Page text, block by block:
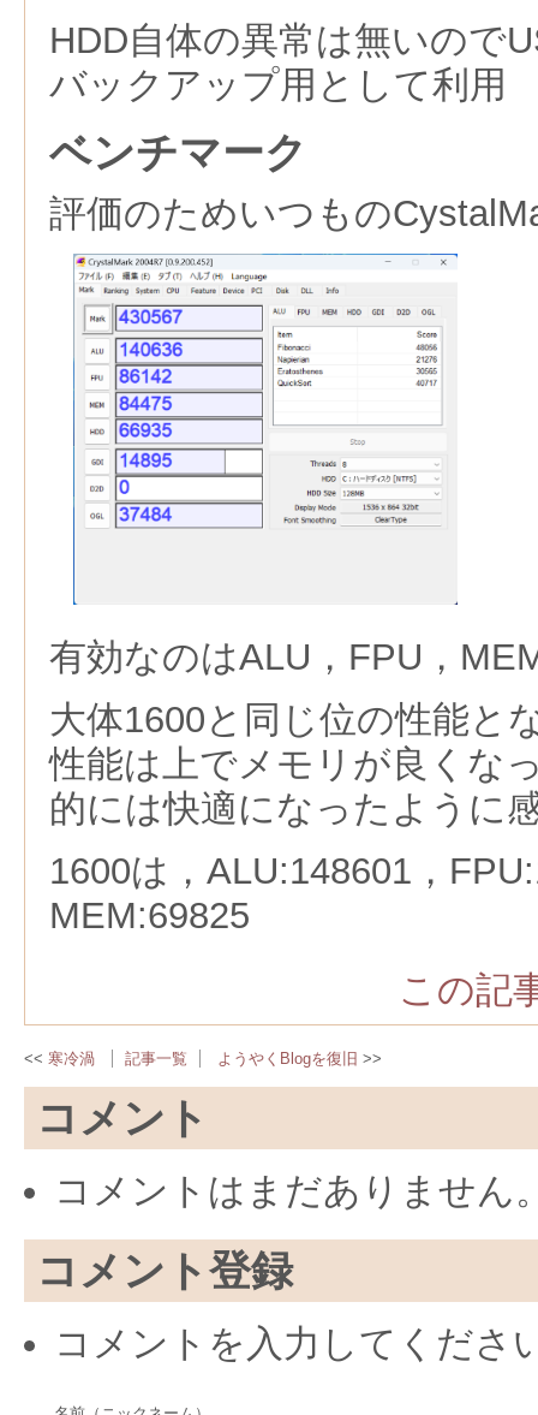
HDD自体の異常は無いので
バックアップ用として利用
ベンチマーク
評価のためいつもの
有効なのはALU，FPU，
大体1600と同じ位の性能と
性能は上でメモリが良くな
的には快適になったように
1600は，ALU:148601，
MEM:69825
この記
寒冷渦 記事一覧 ようやくBlogを復旧
コメント
コメントはまだありません
コメント登録
コメントを入力してくださ